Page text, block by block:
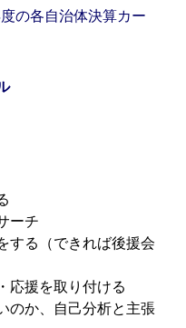
の各自治体決算カー
ーチ
する（できれば後援会
応援を取り付ける
のか、自己分析と主張